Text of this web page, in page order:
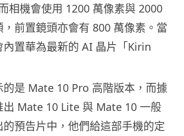
相機會使用 1200 萬像素與 2000
前置鏡頭亦會有 800 萬像素。當
內置華為最新的 AI 晶片「Kirin
的是 Mate 10 Pro 高階版本，而據
出 Mate 10 Lite 與 Mate 10 一般
預告片中，他們給這部手機的定